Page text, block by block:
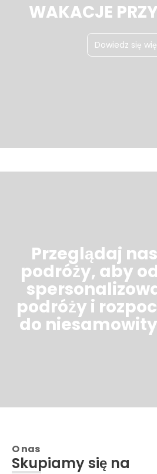
WAKACJE
Dowiedz się
Przeglądaj
podróży, aby
podróży i
do
O nas
Skupiamy się na